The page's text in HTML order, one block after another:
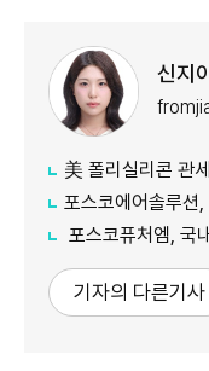
신지
美 폴리실리콘 관
포스코에어솔루션, 항공우
포스코퓨처엠, 국내
기자의 다른기사